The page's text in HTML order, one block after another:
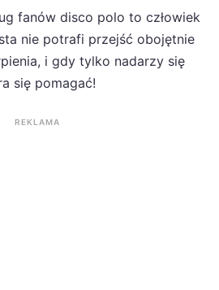
fanów disco polo to człowiek
nie potrafi przejść obojętnie
i gdy tylko nadarzy się
się pomagać!
REKLAMA